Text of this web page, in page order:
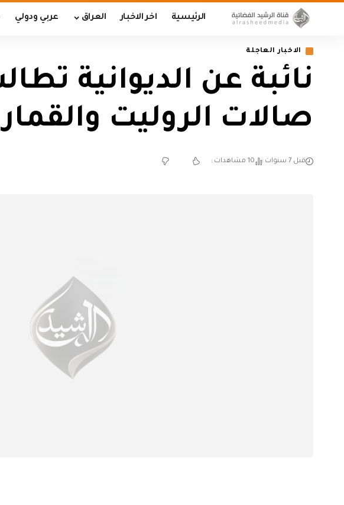
الرئيسية اخر الاخبار العراق عربي ودولي
الاخبار العاجلة
نائبة عن الديوانية
صالات الروليت
قبل 7 سنوات 10 مشاهدات